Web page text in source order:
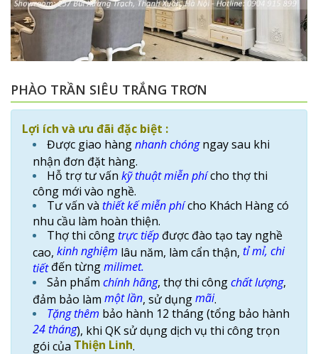
PHÀO TRẦN SIÊU TRẮNG TRƠN
Lợi ích và ưu đãi đặc biệt :
Được giao hàngnhanh chóngngay sau khi
nhận đơn đặt hàng.
Hỗ trợ tư vấn kỹ thuậtmiễn phícho thợ thi
công mới vào nghề.
Tư vấn và thiết kếmiễn phícho Khách Hàng có
nhu cầu làm hoàn thiện.
Thợ thi côngtrực tiếp được đào tạo tay nghề
cao, kinh nghiệm lâu năm, làm cẩn thận, tỉ mỉ, chi
tiếtđến từngmilimet.
Sản phẩm chính hãng, thợ thi côngchất lượng,
đảm bảo làm một lần , sử dụng mãi.
Tặng thêm bảo hành 12 tháng (tổng bảo hành
24 tháng), khi QK sử dụng dịch vụ thi công trọn
gói của Thiện Linh